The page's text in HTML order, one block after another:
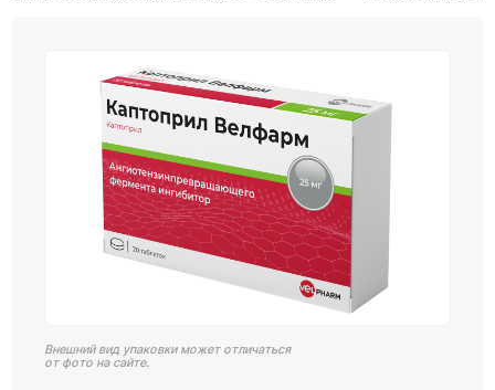
Внешний вид упаковки может отличаться
от фото на сайте.